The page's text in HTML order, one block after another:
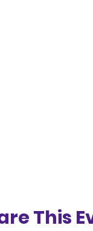
This